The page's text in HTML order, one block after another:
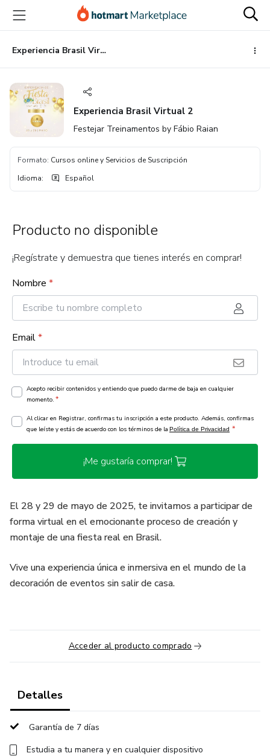
principal
página
de
página
Experiencia Brasil Virtual 2
Experiencia Brasil Virtual 2
Festejar Treinamentos by Fábio Raian
Formato: Cursos online y Servicios de Suscripción
Idioma: Español
Producto no disponible
¡Regístrate y demuestra que tienes interés en comprar!
Nombre *
Email*
Acepto recibir contenidos y entiendo que puedo darme de baja en cualquier
momento. *
Al clicar en Registrar, confirmas tu inscripción a este producto. Además, confirmas
que leíste y estás de acuerdo con los términos de la Política de Privacidad *
¡Me gustaría comprar!
El 28 y 29 de mayo de 2025, te invitamos a participar de
forma virtual en el emocionante proceso de creación y
montaje de una fiesta real en Brasil.
Vive una experiencia única e inmersiva en el mundo de la
decoración de eventos sin salir de casa.
Acceder al producto comprado
Detalles
Garantía de 7 días
Estudia a tu manera y en cualquier dispositivo